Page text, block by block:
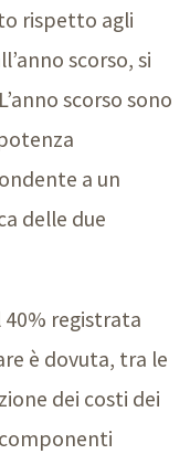
rispetto agli
scorso, si
scorso sono
a un
delle due
40% registrata
è dovuta, tra le
dei costi dei